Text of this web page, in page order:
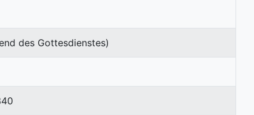
des Gottesdienstes)